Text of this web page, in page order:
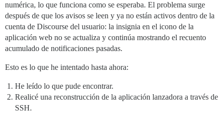
numérica, lo que funciona como se esperaba. El problema surge
después de que los avisos se leen y ya no están activos dentro de la
cuenta de Discourse del usuario: la insignia en el icono de la
aplicación web no se actualiza y continúa mostrando el recuento
acumulado de notificaciones pasadas.
Esto es lo que he intentado hasta ahora:
He leído lo que pude encontrar.
Realicé una reconstrucción de la aplicación lanzadora a través de
SSH.